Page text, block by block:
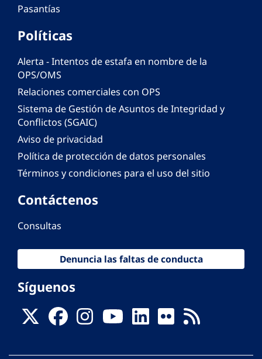
Pasantías
Políticas
Alerta - Intentos de estafa en nombre de la
OPS/OMS
Relaciones comerciales con OPS
Sistema de Gestión de Asuntos de Integridad y
Conflictos (SGAIC)
Aviso de privacidad
Política de protección de datos personales
Términos y condiciones para el uso del sitio
Contáctenos
Consultas
Denuncia las faltas de conducta
Síguenos